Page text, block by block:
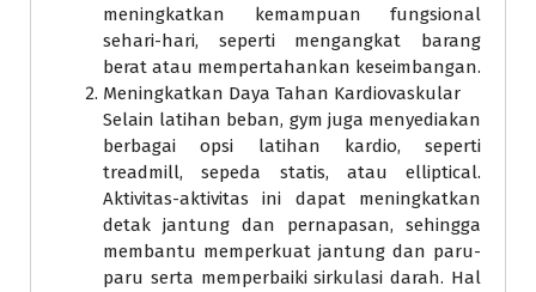
meningkatkan kemampuan fungsional
sehari-hari, seperti mengangkat barang
berat atau mempertahankan keseimbangan.
Meningkatkan Daya Tahan Kardiovaskular
Selain latihan beban, gym juga menyediakan
berbagai opsi latihan kardio, seperti
treadmill, sepeda statis, atau elliptical.
Aktivitas-aktivitas ini dapat meningkatkan
detak jantung dan pernapasan, sehingga
membantu memperkuat jantung dan paru-
paru serta memperbaiki sirkulasi darah. Hal